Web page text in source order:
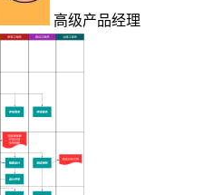
高级产品经理